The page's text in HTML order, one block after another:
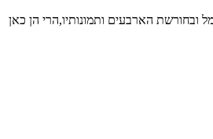
ובחורשת הארבעים ותמונותיו,הרי הן כאן